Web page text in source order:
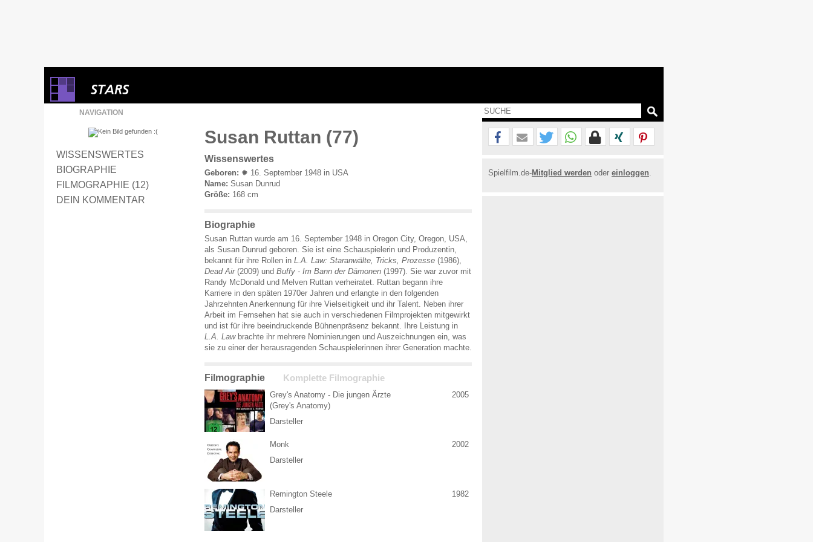
NAVIGATION
WISSENSWERTES
BIOGRAPHIE
FILMOGRAPHIE (12)
DEIN KOMMENTAR
Susan Ruttan (77)
Wissenswertes
Geboren: ✹ 16. September 1948 in USA
Name: Susan Dunrud
Größe: 168 cm
Biographie
Susan Ruttan wurde am 16. September 1948 in Oregon City, Oregon, USA,
als Susan Dunrud geboren. Sie ist eine Schauspielerin und Produzentin,
bekannt für ihre Rollen in L.A. Law: Staranwälte, Tricks, Prozesse (1986),
Dead Air(2009) und Buffy - Im Bann der Dämonen (1997). Sie war zuvor mit
Randy McDonald und Melven Ruttan verheiratet. Ruttan begann ihre
Karriere in den späten 1970er Jahren und erlangte in den folgenden
Jahrzehnten Anerkennung für ihre Vielseitigkeit und ihr Talent. Neben ihrer
Arbeit im Fernsehen hat sie auch in verschiedenen Filmprojekten mitgewirkt
und ist für ihre beeindruckende Bühnenpräsenz bekannt. Ihre Leistung in
L.A. Lawbrachte ihr mehrere Nominierungen und Auszeichnungen ein, was
sie zu einer der herausragenden Schauspielerinnen ihrer Generation machte.
Filmographie Komplette Filmographie
Grey's Anatomy - Die jungen Ärzte
(Grey's Anatomy)
Darsteller
2005
Monk
Darsteller
2002
Remington Steele
Darsteller
1982
Spielfilm.de-Mitglied werden oder einloggen.